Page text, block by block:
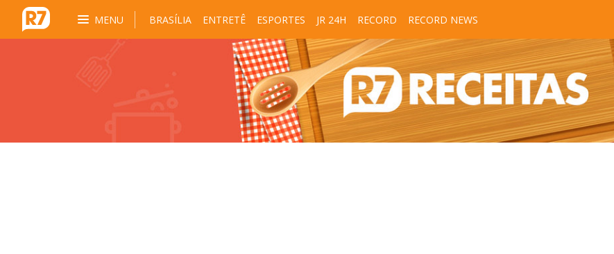
MENU BRASÍLIA ENTRETÊ ESPORTES JR 24H RECORD RECORD NEWS